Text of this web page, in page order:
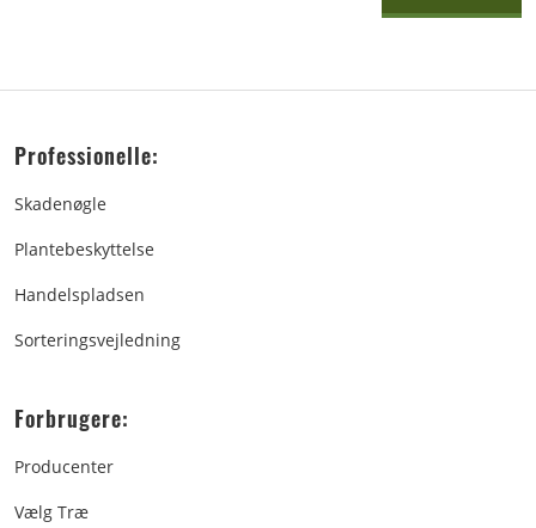
Professionelle:
Skadenøgle
Plantebeskyttelse
Handelspladsen
Sorteringsvejledning
Forbrugere:
Producenter
Vælg Træ